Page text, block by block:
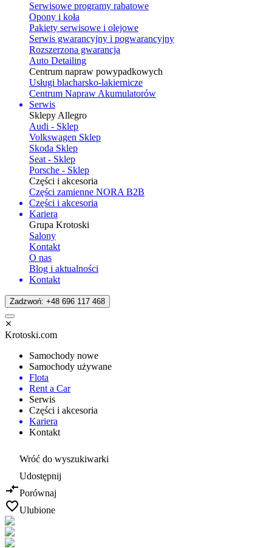
Serwisowe programy rabatowe
Opony i koła
Pakiety serwisowe i olejowe
Serwis gwarancyjny i pogwarancyjny
Rozszerzona gwarancja
Auto Detailing
Centrum napraw powypadkowych
Usługi blacharsko-lakiernicze
Centrum Napraw Akumulatorów
Serwis
Sklepy Allegro
Audi - Sklep
Volkswagen Sklep
Skoda Sklep
Seat - Sklep
Porsche - Sklep
Części i akcesoria
Części zamienne NORA B2B
Części i akcesoria
Kariera
Grupa Krotoski
Salony
Kontakt
O nas
Blog i aktualności
Kontakt
Zadzwoń: +48 696 117 468
Krotoski.com
Samochody nowe
Samochody używane
Flota
Rent a Car
Serwis
Części i akcesoria
Kariera
Kontakt
Wróć do wyszukiwarki
Udostępnij
Porównaj
Ulubione